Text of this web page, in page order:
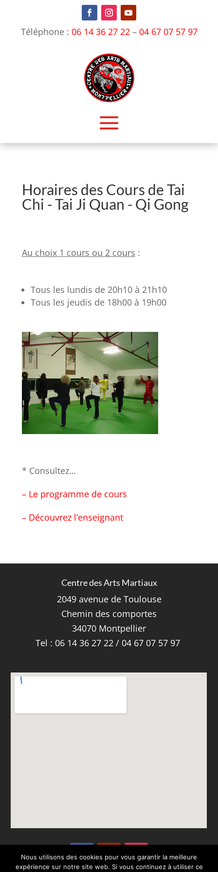
Téléphone : 06 14 36 27 22– 04 67 07 57 97
Horaires des Cours de Tai
Chi - Tai Ji Quan - Qi Gong
Au choix 1 cours ou 2 cours :
Tous les lundis de 20h10 à 21h10
Tous les jeudis de 18h00 à 19h00
* Consultez…
– Le programme de cours
– Découvrez l’enseignant
Centre des Arts Martiaux
2049 avenue de Toulouse
Chemin des comportes
34070 Montpellier
Tel : 06 14 36 27 22 / 04 67 07 57 97 ‎
Nous utilisons des cookies pour vous garantir la meilleure
expérience sur notre site web. Si vous continuez à utiliser ce